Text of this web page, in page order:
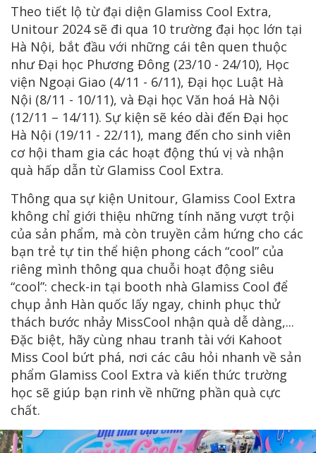
Theo tiết lộ từ đại diện Glamiss Cool Extra,
Unitour 2024 sẽ đi qua 10 trường đại học lớn tại
Hà Nội, bắt đầu với những cái tên quen thuộc
như Đại học Phương Đông (23/10 - 24/10), Học
viện Ngoại Giao (4/11 - 6/11), Đại học Luật Hà
Nội (8/11 - 10/11), và Đại học Văn hoá Hà Nội
(12/11 – 14/11). Sự kiện sẽ kéo dài đến Đại học
Hà Nội (19/11 - 22/11), mang đến cho sinh viên
cơ hội tham gia các hoạt động thú vị và nhận
quà hấp dẫn từ Glamiss Cool Extra.
Thông qua sự kiện Unitour, Glamiss Cool Extra
không chỉ giới thiệu những tính năng vượt trội
của sản phẩm, mà còn truyền cảm hứng cho các
bạn trẻ tự tin thể hiện phong cách “cool” của
riêng mình thông qua chuỗi hoạt động siêu
“cool”: check-in tại booth nhà Glamiss Cool để
chụp ảnh Hàn quốc lấy ngay, chinh phục thử
thách bước nhảy MissCool nhận quà dễ dàng,...
Đặc biệt, hãy cùng nhau tranh tài với Kahoot
Miss Cool bứt phá, nơi các câu hỏi nhanh về sản
phẩm Glamiss Cool Extra và kiến thức trường
học sẽ giúp bạn rinh về những phần quà cực
chất.